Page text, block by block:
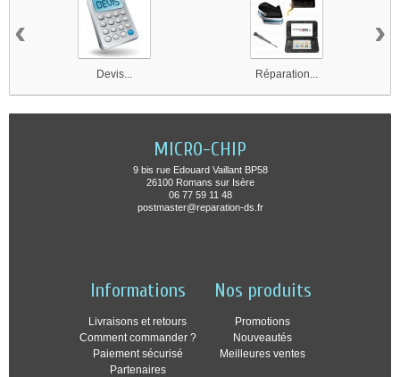
Devis... Réparation...
‹ ›
MICRO-CHIP
9 bis rue Edouard Vaillant BP58
26100 Romans sur Isère
06 77 59 11 48
postmaster@reparation-ds.fr
Informations
Livraisons et retours
Comment commander ?
Paiement sécurisé
Partenaires
Nos produits
Promotions
Nouveautés
Meilleures ventes